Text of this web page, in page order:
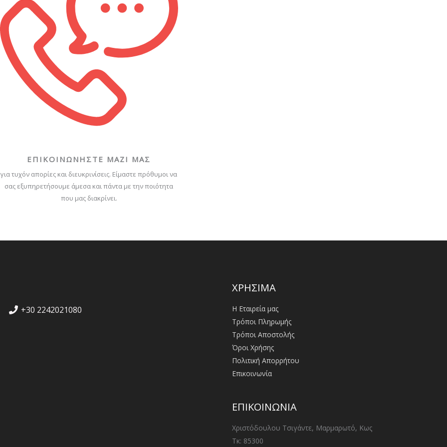
ΕΠΙΚΟΙΝΩΝΗΣΤΕ ΜΑΖΙ ΜΑΣ
για τυχόν απορίες και διευκρινίσεις. Είμαστε πρόθυμοι να
σας εξυπηρετήσουμε άμεσα και πάντα με την ποιότητα
που μας διακρίνει.
+30 2242021080
ΧΡΗΣΙΜΑ
Η Εταιρεία μας
Τρόποι Πληρωμής
Τρόποι Αποστολής
Όροι Χρήσης
Πολιτική Απορρήτου
Επικοινωνία
ΕΠΙΚΟΙΝΩΝΙΑ
Χριστόδουλου Τσιγάντε, Μαρμαρωτό, Κως
Τκ: 85300